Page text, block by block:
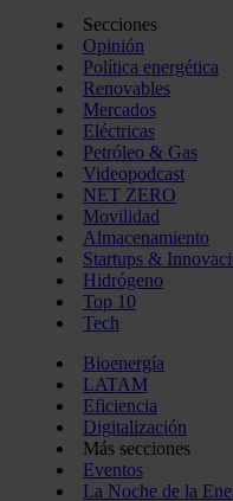
Secciones
Opinión
Política energética
Renovables
Mercados
Eléctricas
Petróleo & Gas
Videopodcast
NET ZERO
Movilidad
Almacenamiento
Startups &
Hidrógeno
Top 10
Tech
Bioenergía
LATAM
Eficiencia
Digitalización
Más secciones
Eventos
La Noche de la